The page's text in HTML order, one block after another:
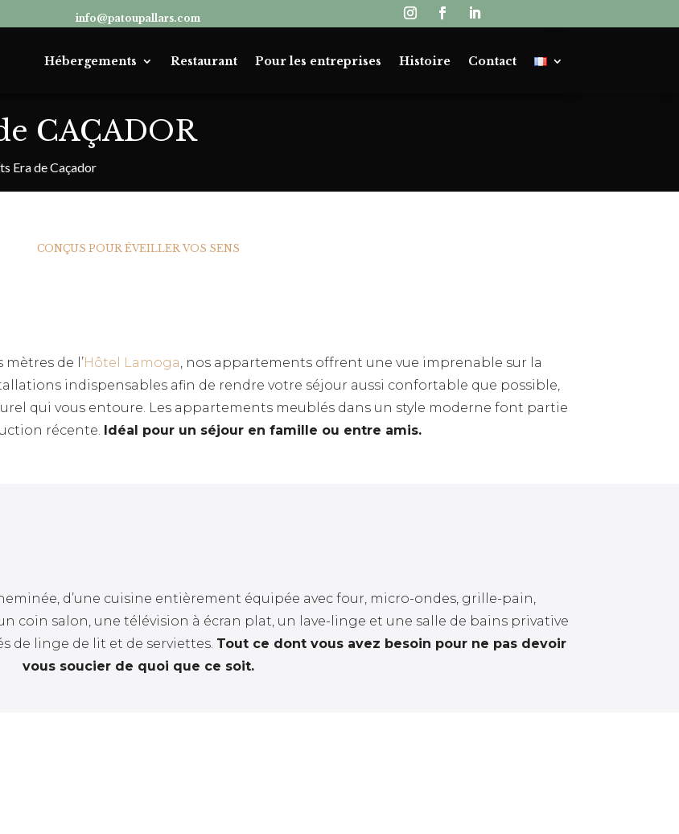
info@patoupallars.com
Hébergements Restaurant Pour les entreprises Histoire Contact
CAÇADOR
Era de Caçador
CONÇUS POUR ÉVEILLER VOS SENS
de l’Hôtel Lamoga, nos appartements offrent une vue imprenable sur la
indispensables afin de rendre votre séjour aussi confortable que possible,
qui vous entoure. Les appartements meublés dans un style moderne font partie
récente. Idéal pour un séjour en famille ou entre amis.
d’une cuisine entièrement équipée avec four, micro-ondes, grille-pain,
coin salon, une télévision à écran plat, un lave-linge et une salle de bains privative
de linge de lit et de serviettes. Tout ce dont vous avez besoin pour ne pas devoir
vous soucier de quoi que ce soit.